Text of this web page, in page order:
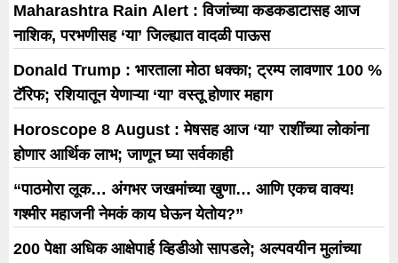
Maharashtra Rain Alert : विजांच्या कडकडाटासह आज
नाशिक, परभणीसह ‘या’ जिल्ह्यात वादळी पाऊस
Donald Trump : भारताला मोठा धक्का; ट्रम्प लावणार 100 %
टॅरिफ; रशियातून येणाऱ्या ‘या’ वस्तू होणार महाग
Horoscope 8 August : मेषसह आज ‘या’ राशींच्या लोकांना
होणार आर्थिक लाभ; जाणून घ्या सर्वकाही
“पाठमोरा लूक… अंगभर जखमांच्या खुणा… आणि एकच वाक्य!
गश्मीर महाजनी नेमकं काय घेऊन येतोय?”
200 पेक्षा अधिक आक्षेपार्ह व्हिडीओ सापडले; अल्पवयीन मुलांच्या